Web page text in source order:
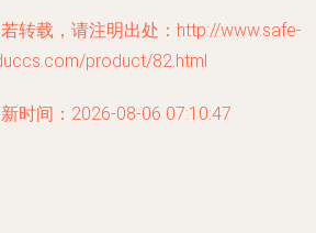
转载，请注明出处：http://www.safe-
product/82.html
时间：2026-08-06 07:10:47